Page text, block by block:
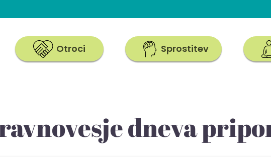
Otroci Sprostitev
dneva